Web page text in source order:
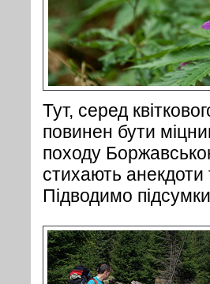
Тут, серед
повинен бути
походу
стихають анекдоти
Підводимо